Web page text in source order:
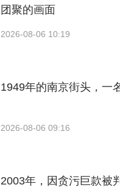
团聚的画面
2026-08-06 10:19
1949年的南京街头，一
2026-08-06 09:16
2003年，因贪污巨款被